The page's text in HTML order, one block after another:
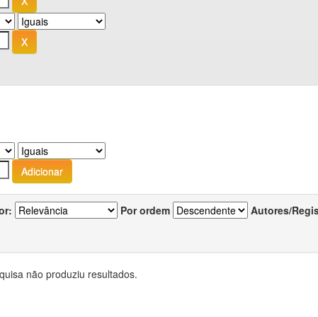
Por ordem Autores/
não produziu resultados.